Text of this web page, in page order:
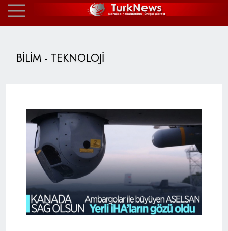
BİLİM - TEKNOLOJİ